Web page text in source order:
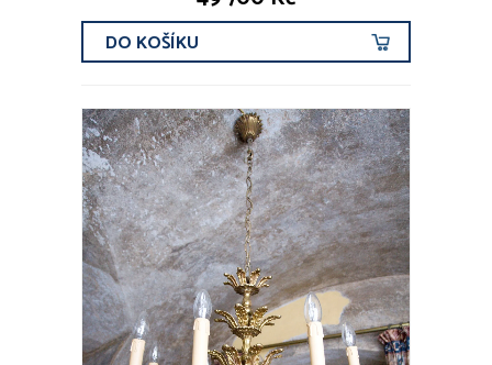
DO KOŠÍKU